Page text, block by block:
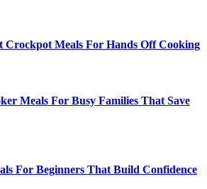
Crockpot Meals For Hands Off Cooking
Meals For Busy Families That Save
For Beginners That Build Confidence